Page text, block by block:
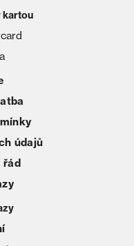
údajů
řád
kartou